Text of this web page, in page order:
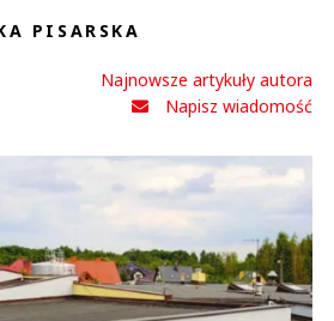
PISARSKA
Najnowsze artykuły autora
Napisz wiadomość